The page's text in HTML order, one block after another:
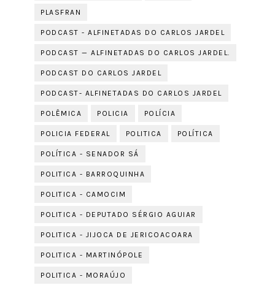
PLASFRAN
PODCAST - ALFINETADAS DO CARLOS JARDEL
PODCAST — ALFINETADAS DO CARLOS JARDEL.
PODCAST DO CARLOS JARDEL
PODCAST- ALFINETADAS DO CARLOS JARDEL
POLÊMICA POLICIA POLÍCIA
POLICIA FEDERAL POLITICA POLÍTICA
POLÍTICA - SENADOR SÁ
POLITICA - BARROQUINHA
POLITICA - CAMOCIM
POLITICA - DEPUTADO SÉRGIO AGUIAR
POLITICA - JIJOCA DE JERICOACOARA
POLITICA - MARTINÓPOLE
POLITICA - MORAÚJO